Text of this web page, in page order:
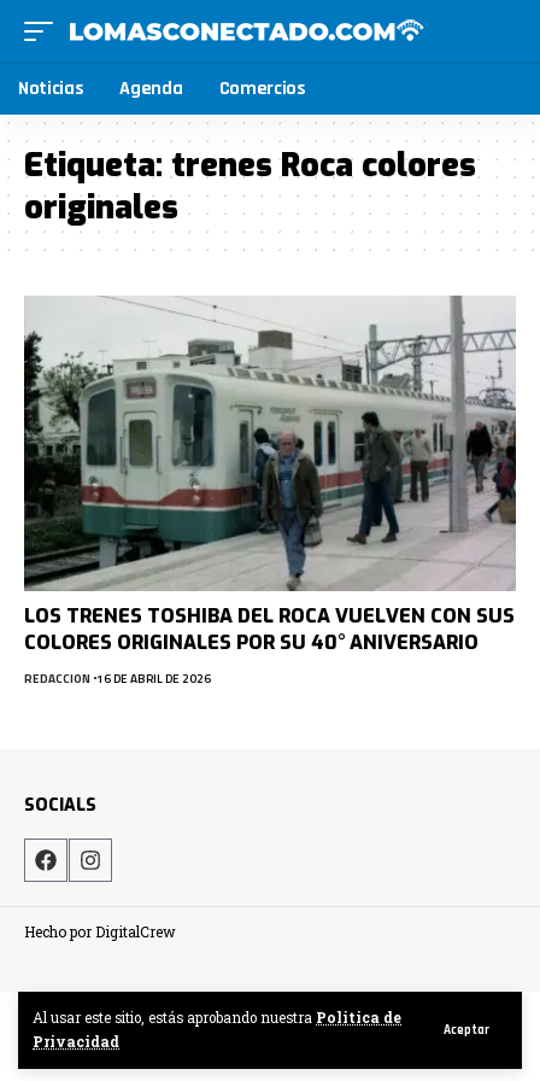
Al usar este sitio, estás aprobando nuestra Politica de
Privacidad
Aceptar
Noticias Agenda Comercios
Etiqueta:trenes Roca colores
originales
LOS TRENES TOSHIBA DEL ROCA VUELVEN CON SUS
COLORES ORIGINALES POR SU 40° ANIVERSARIO
REDACCION 16 DE ABRIL DE 2026
SOCIALS
Hecho por DigitalCrew